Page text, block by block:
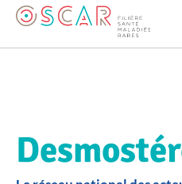
Aller à la recherche